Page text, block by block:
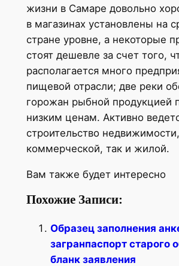
жизни в Самаре довольно
в магазинах установлены на
стране уровне, а некоторые
стоят дешевле за счет того,
располагается много
пищевой отрасли; две реки
горожан рыбной продукцией
низким ценам. Активно
строительство
коммерческой, так и жилой.
Вам также будет интересно
Похожие Записи:
Образец заполнения
загранпаспорт старого
бланк заявления